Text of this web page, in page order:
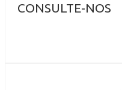
CONSULTE-NOS